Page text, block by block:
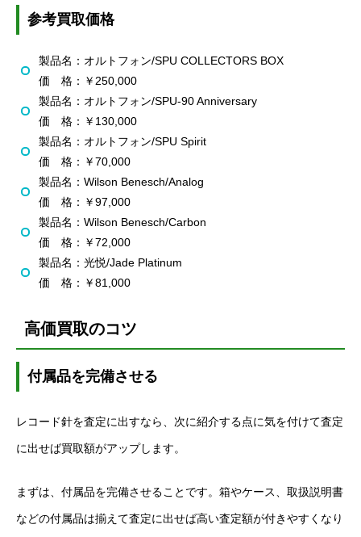
参考買取価格
製品名：オルトフォン/SPU COLLECTORS BOX
価 格：￥250,000
製品名：オルトフォン/SPU‐90 Anniversary
価 格：￥130,000
製品名：オルトフォン/SPU Spirit
価 格：￥70,000
製品名：Wilson Benesch/Analog
価 格：￥97,000
製品名：Wilson Benesch/Carbon
価 格：￥72,000
製品名：光悦/Jade Platinum
価 格：￥81,000
高価買取のコツ
付属品を完備させる
レコード針を査定に出すなら、次に紹介する点に気を付けて査定
に出せば買取額がアップします。
まずは、付属品を完備させることです。箱やケース、取扱説明書
などの付属品は揃えて査定に出せば高い査定額が付きやすくなり